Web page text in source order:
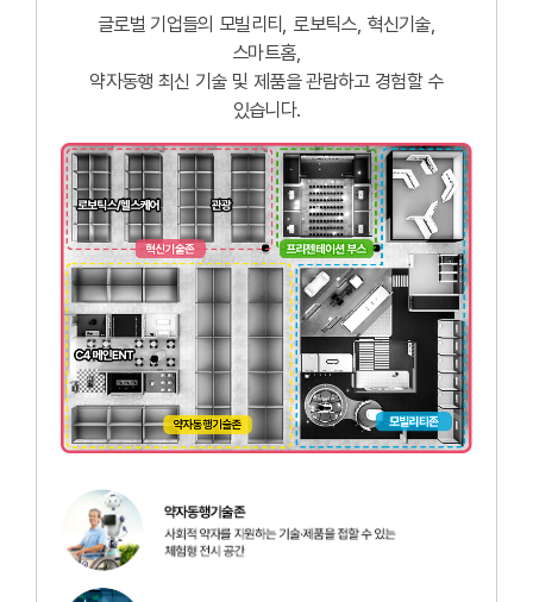
글로벌 기업들의 모빌리티, 로보틱스, 혁신기술,
스마트홈,
약자동행 최신 기술 및 제품을 관람하고 경험할 수
있습니다.